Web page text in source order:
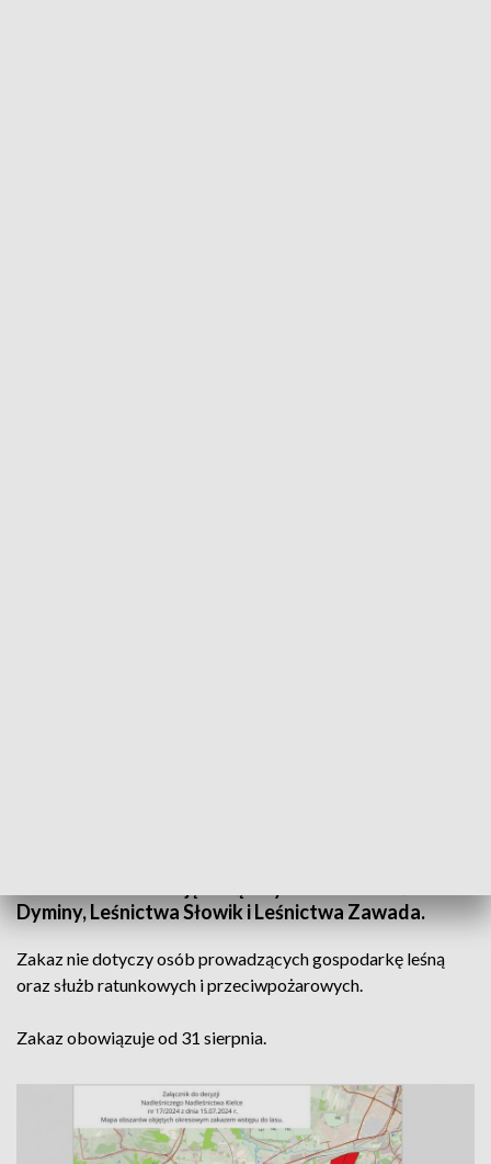
Dyminy, Leśnictwa Słowik i Leśnictwa Zawada.
Zakaz nie dotyczy osób prowadzących gospodarkę leśną
oraz służb ratunkowych i przeciwpożarowych.
Zakaz obowiązuje od 31 sierpnia.